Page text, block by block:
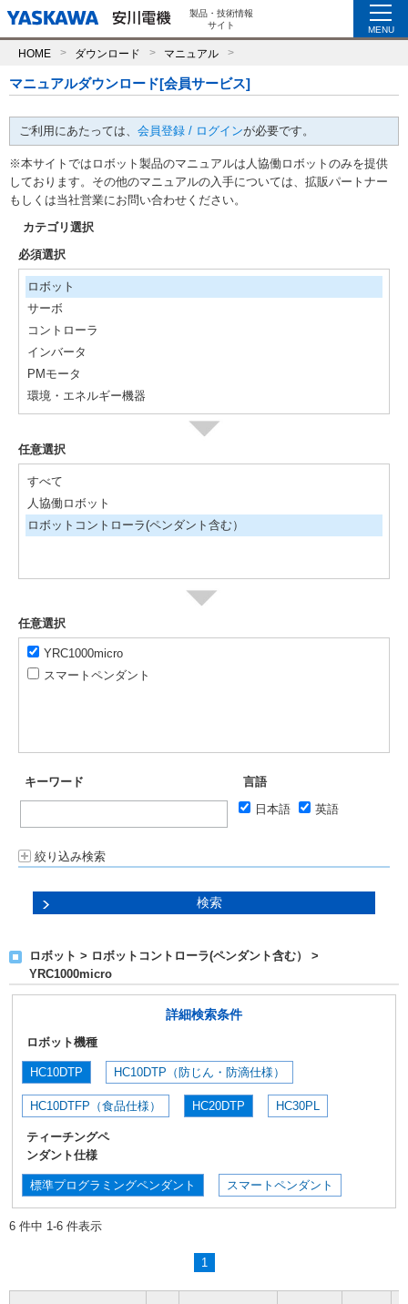
製品・技術情報
サイト
MENU
HOME ダウンロード マニュアル
マニュアルダウンロード[会員サービス]
ご利用にあたっては、 会員登録 / ログインが必要です。
※本サイトではロボット製品のマニュアルは人協働ロボットのみを提供
しております。その他のマニュアルの入手については、拡販パートナー
もしくは当社営業にお問い合わせください。
カテゴリ選択
必須選択
ロボット
サーボ
コントローラ
インバータ
PMモータ
環境・エネルギー機器
任意選択
すべて
人協働ロボット
ロボットコントローラ(ペンダント含む）
任意選択
YRC1000micro
スマートペンダント
キーワード
言語
日本語
英語
絞り込み検索
ロボット > ロボットコントローラ(ペンダント含む） >
YRC1000micro
詳細検索条件
ロボット機種
HC10DTP HC10DTP（防じん・防滴仕様）
HC10DTFP（食品仕様） HC20DTP HC30PL
ティーチングペ
ンダント仕様
標準プログラミングペンダント スマートペンダント
6 件中 1-6 件表示
1